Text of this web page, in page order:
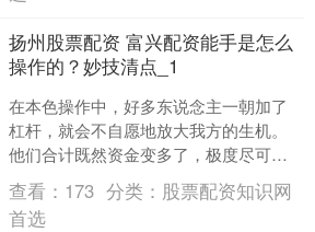
扬州股票配资 富兴配资能手是怎么
操作的？妙技清点_1
在本色操作中，好多东说念主一朝加了
杠杆，就会不自愿地放大我方的生机。
他们合计既然资金变多了，极度尽可能
多作念单、快赢利，包括仓位越作念越
大，风险也随之堆积。真确....
查看： 173 分类： 股票配资知识网
首选